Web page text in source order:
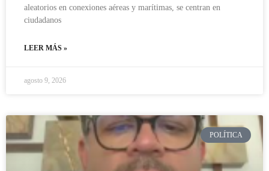
aleatorios en conexiones aéreas y marítimas, se centran en
ciudadanos
LEER MÁS »
agosto 9, 2026
POLÍTICA